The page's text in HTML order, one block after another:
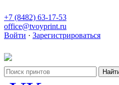
+7 (8482) 63-17-53
office@tvoyprint.ru
Войти · Зарегистрироваться